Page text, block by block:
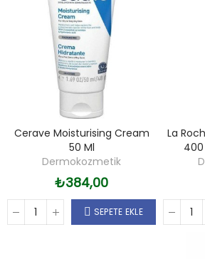
Cerave Moisturising Cream
50 Ml
Dermokozmetik
₺384,00
SEPETE EKLE
La